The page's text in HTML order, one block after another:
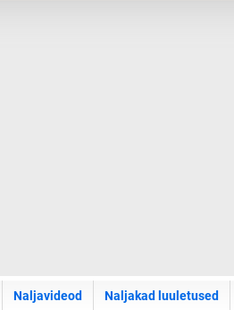
Naljavideod Naljakad luuletused